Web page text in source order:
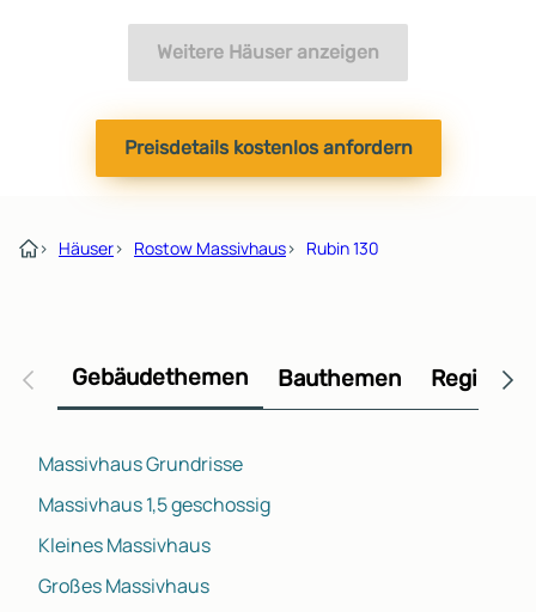
Weitere Häuser anzeigen
Preisdetails kostenlos anfordern
› Häuser› Rostow Massivhaus› Rubin 130
Gebäudethemen Bauthemen
Massivhaus Grundrisse
Massivhaus 1,5 geschossig
Kleines Massivhaus
Großes Massivhaus